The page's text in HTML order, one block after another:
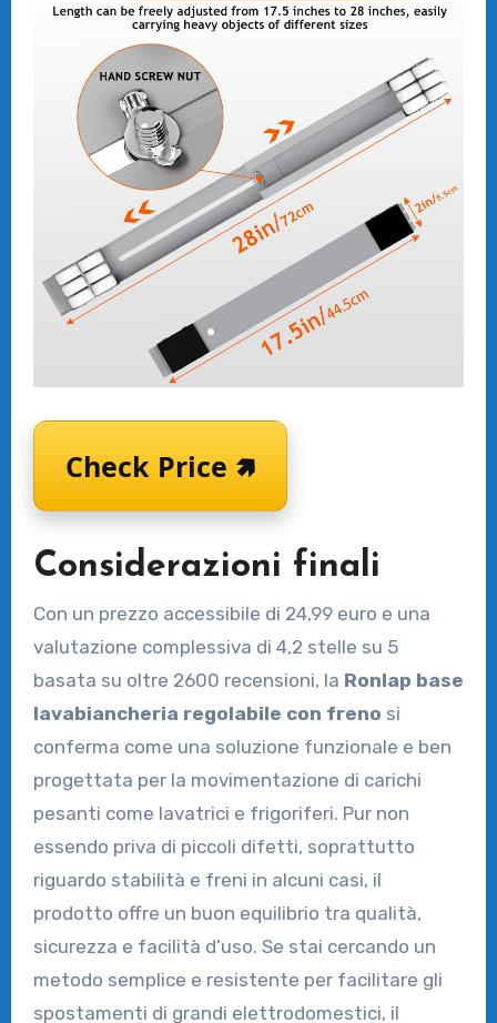
Check Price 🢅
Considerazioni finali
Con un prezzo accessibile di 24,99 euro e una
valutazione complessiva di 4,2 stelle su 5
basata su oltre 2600 recensioni, la Ronlap base
lavabiancheria regolabile con freno si
conferma come una soluzione funzionale e ben
progettata per la movimentazione di carichi
pesanti come lavatrici e frigoriferi. Pur non
essendo priva di piccoli difetti, soprattutto
riguardo stabilità e freni in alcuni casi, il
prodotto offre un buon equilibrio tra qualità,
sicurezza e facilità d’uso. Se stai cercando un
metodo semplice e resistente per facilitare gli
spostamenti di grandi elettrodomestici, il